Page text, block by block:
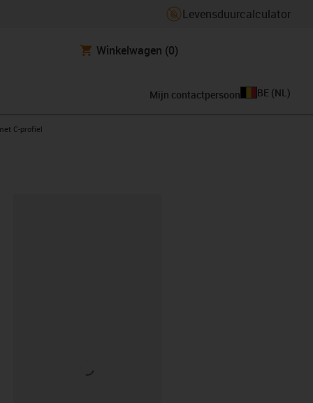
Levensduurcalculator
Winkelwagen (0)
Mijn contactpersoon BE (NL )
C-profiel